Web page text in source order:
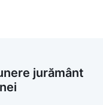
jurământ